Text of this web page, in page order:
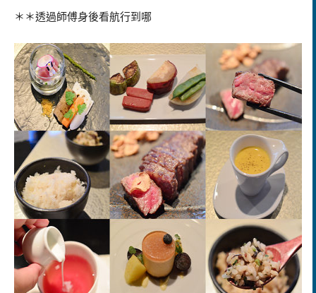
＊＊透過師傅身後看航行到哪